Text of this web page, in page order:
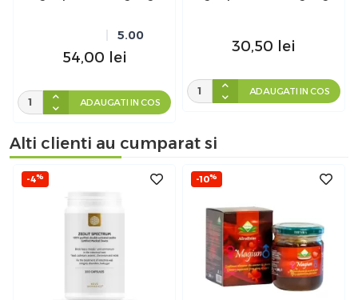
5.00
54,00 lei
ADAUGATI IN COS
30,50 lei
ADAUGATI IN COS
Alti clienti au cumparat si
-4% -10%